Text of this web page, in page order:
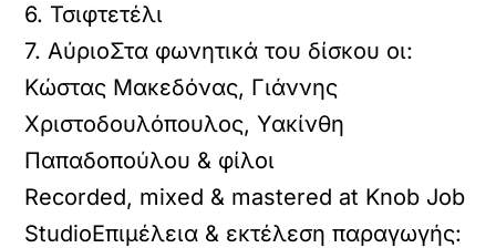
6. Τσιφτετέλι
7. ΑύριοΣτα φωνητικά του δίσκου οι:
Κώστας Μακεδόνας, Γιάννης
Χριστοδουλόπουλος, Υακίνθη
Παπαδοπούλου & φίλοι
Recorded, mixed & mastered at Knob Job
StudioΕπιμέλεια & εκτέλεση παραγωγής: